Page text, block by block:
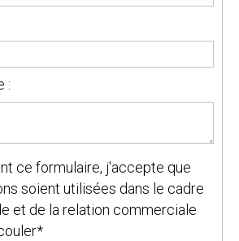
:
ce formulaire, j'accepte que
soient utilisées dans le cadre
et de la relation commerciale